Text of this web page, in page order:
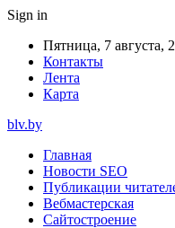
Sign in
Пятница, 7 августа,
Контакты
Лента
Карта
blv.by
Главная
Новости SEO
Публикации
Вебмастерская
Сайтостроение